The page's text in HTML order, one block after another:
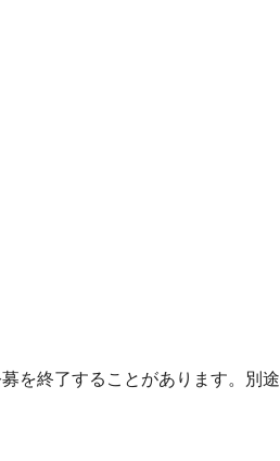
を終了することがあります。別途